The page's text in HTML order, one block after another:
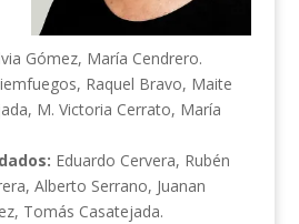
Gómez, María Cendrero.
Raquel Bravo, Maite
M. Victoria Cerrato, María
Eduardo Cervera, Rubén
Alberto Serrano, Juanan
Tomás Casatejada.